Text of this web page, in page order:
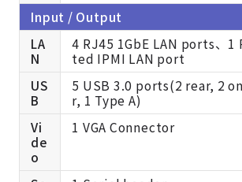
Input / Output
LA
N
4 RJ45 1GbE LAN ports、1
ted IPMI LAN port
US
B
5 USB 3.0 ports(2 rear, 2
r, 1 Type A)
Vi
de
o
1 VGA Connector